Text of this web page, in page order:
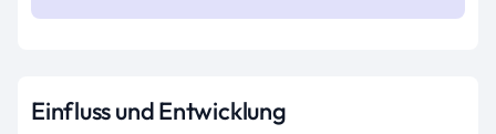
Einfluss und Entwicklung